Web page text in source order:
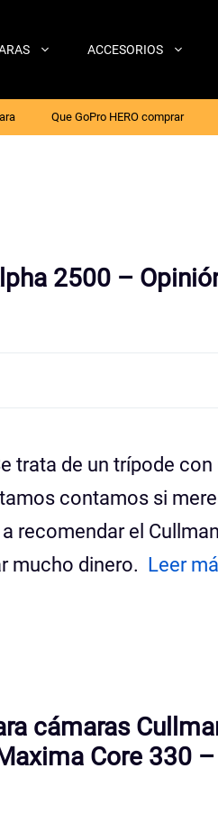
ACCESORIOS
Que GoPro HERO comprar
2500 –
trata de un trípode
contamos si
recomendar el
mucho dinero. Leer
cámaras
Core 330 –